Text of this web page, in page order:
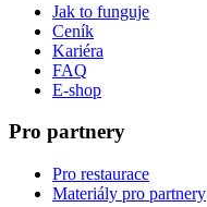
Jak to funguje
Ceník
Kariéra
FAQ
E-shop
Pro partnery
Pro restaurace
Materiály pro partnery